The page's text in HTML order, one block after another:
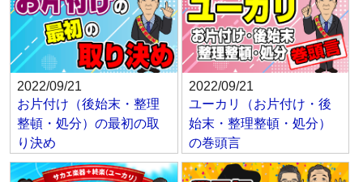
2022/09/21
お片付け（後始末・整理
整頓・処分）の最初の取
り決め
2022/09/21
ユーカリ（お片付け・後
始末・整理整頓・処分）
の巻頭言